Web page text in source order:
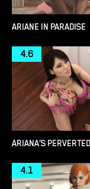
ARIANE IN PARADISE
4.6
4.1